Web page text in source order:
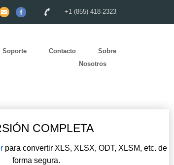
+1 (855) 418-2323
Soporte Contacto
Sobre
Nosotros
COMPLETA
para convertir XLS, XLSX, ODT, XLSM, etc. de
forma segura.